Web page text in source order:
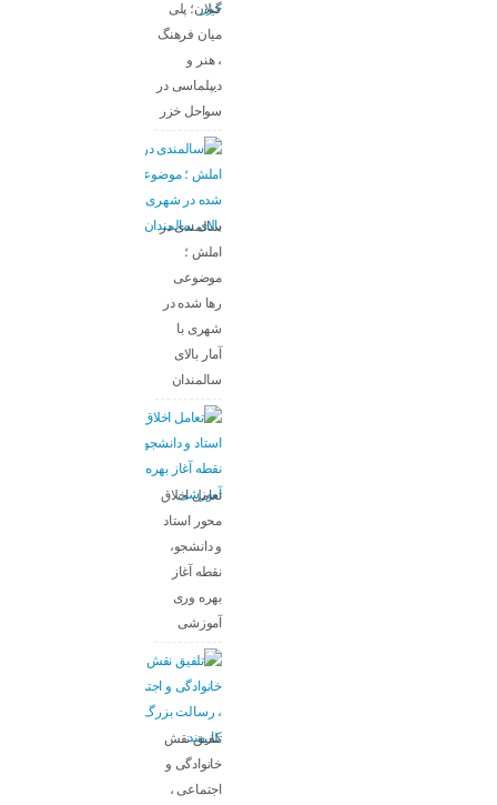
گیلان؛ پلی
میان فرهنگ
، هنر و
دیپلماسی در
سواحل خزر
سالمندی در
املش ؛
موضوعی
رها شده در
شهری با
آمار بالای
سالمندان
تعامل اخلاق‌
محور استاد
و دانشجو،
نقطه آغاز
بهره ‌وری
آموزشی
تلفیق نقش
خانوادگی و
اجتماعی ،